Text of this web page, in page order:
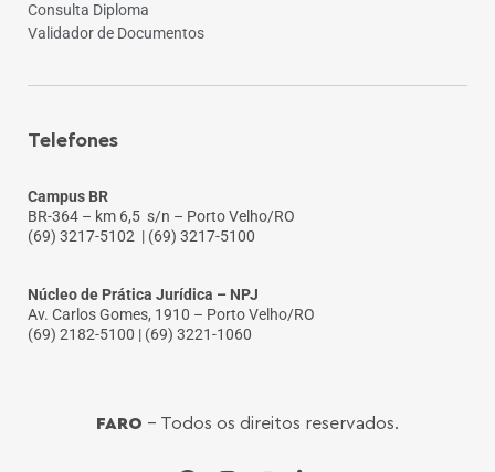
Consulta Diploma
Validador de Documentos
Telefones
Campus BR
BR-364 – km 6,5 s/n – Porto Velho/RO
(69) 3217-5102 | (69) 3217-5100
Núcleo de Prática Jurídica – NPJ
Av. Carlos Gomes, 1910 – Porto Velho/RO
(69) 2182-5100 | (69) 3221-1060
FARO - Todos os direitos reservados.